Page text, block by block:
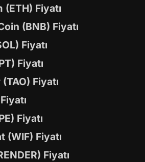
(ETH) Fiyatı
(BNB) Fiyatı
Fiyatı
Fiyatı
Fiyatı
Fiyatı
(WIF) Fiyatı
Fiyatı